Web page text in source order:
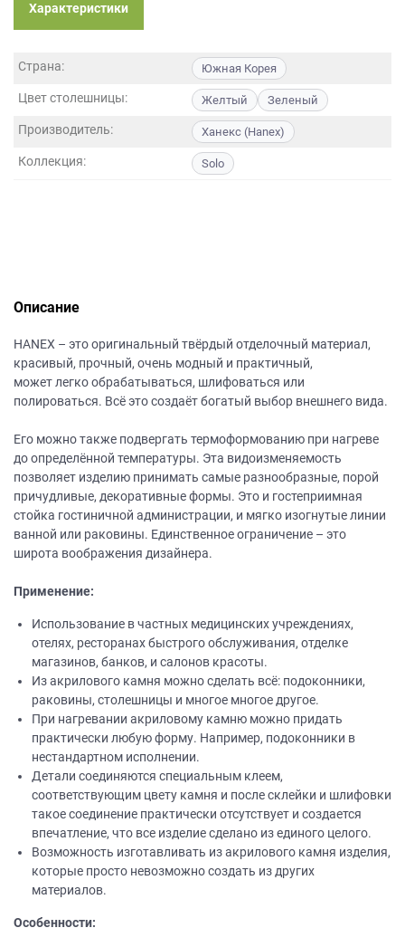
Характеристики
Страна: Южная Корея
Цвет столешницы: Желтый Зеленый
Производитель: Ханекс (Hanex)
Коллекция: Solo
Описание
НANEХ – это оригинальный твёрдый отделочный материал,
красивый, прочный, очень модный и практичный,
может легко обрабатываться, шлифоваться или
полироваться. Всё это создаёт богатый выбор внешнего вида.
Его можно также подвергать термоформованию при нагреве
до определённой температуры. Эта видоизменяемость
позволяет изделию принимать самые разнообразные, порой
причудливые, декоративные формы. Это и гостеприимная
стойка гостиничной администрации, и мягко изогнутые линии
ванной или раковины. Единственное ограничение – это
широта воображения дизайнера.
Применение:
Использование в частных медицинских учреждениях,
отелях, ресторанах быстрого обслуживания, отделке
магазинов, банков, и салонов красоты.
Из акрилового камня можно сделать всё: подоконники,
раковины, столешницы и многое многое другое.
При нагревании акриловому камню можно придать
практически любую форму. Например, подоконники в
нестандартном исполнении.
Детали соединяются специальным клеем,
соответствующим цвету камня и после склейки и шлифовки
такое соединение практически отсутствует и создается
впечатление, что все изделие сделано из единого целого.
Возможность изготавливать из акрилового камня изделия,
которые просто невозможно создать из других
материалов.
Особенности:
данных.